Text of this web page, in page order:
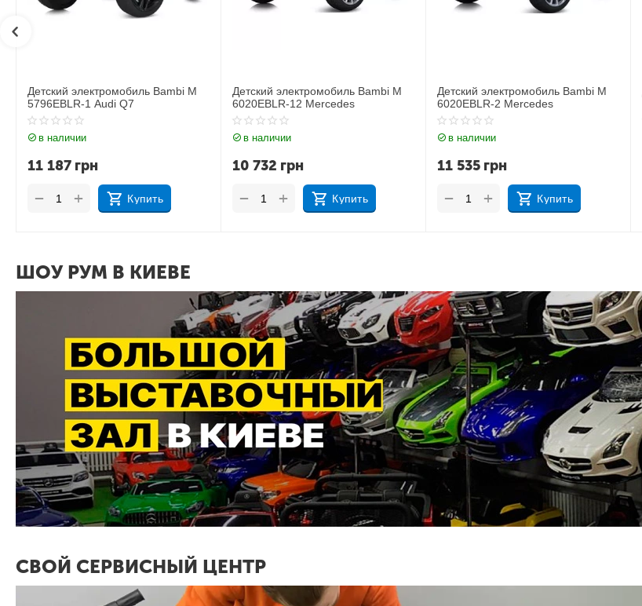
Детский электромобиль Bambi M
6020EBLR-12 Mercedes
в наличии
10 732 грн
Купить
+
−
Детский электромобиль Bambi M
6020EBLR-2 Mercedes
в наличии
11 535 грн
Купить
+
−
Детский электромобиль Джип Land
Rover M 4418EBLR-1
в наличии
10 969грн
Купить
+
−
ШОУ РУМ В КИЕВЕ
СВОЙ СЕРВИСНЫЙ ЦЕНТР